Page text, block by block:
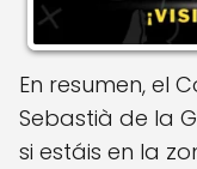
En resumen, el
Sebastià de la
si estáis en la